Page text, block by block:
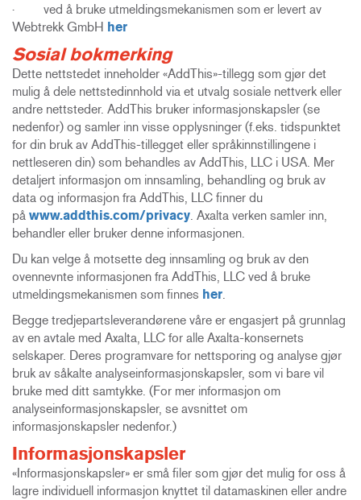
· ved å bruke utmeldingsmekanismen som er levert av
Webtrekk GmbH her
Sosial bokmerking
Dette nettstedet inneholder «AddThis»-tillegg som gjør det
mulig å dele nettstedinnhold via et utvalg sosiale nettverk eller
andre nettsteder. AddThis bruker informasjonskapsler (se
nedenfor) og samler inn visse opplysninger (f.eks. tidspunktet
for din bruk av AddThis-tillegget eller språkinnstillingene i
nettleseren din) som behandles av AddThis, LLC i USA. Mer
detaljert informasjon om innsamling, behandling og bruk av
data og informasjon fra AddThis, LLC finner du
på www.addthis.com/privacy . Axalta verken samler inn,
behandler eller bruker denne informasjonen.
Du kan velge å motsette deg innsamling og bruk av den
ovennevnte informasjonen fra AddThis, LLC ved å bruke
utmeldingsmekanismen som finnes her
Begge tredjepartsleverandørene våre er engasjert på grunnlag
av en avtale med Axalta, LLC for alle Axalta-konsernets
selskaper. Deres programvare for nettsporing og analyse gjør
bruk av såkalte analyseinformasjonskapsler, som vi bare vil
bruke med ditt samtykke. (For mer informasjon om
analyseinformasjonskapsler, se avsnittet om
informasjonskapsler nedenfor.)
Informasjonskapsler
«Informasjonskapsler» er små filer som gjør det mulig for oss å
lagre individuell informasjon knyttet til datamaskinen eller andre